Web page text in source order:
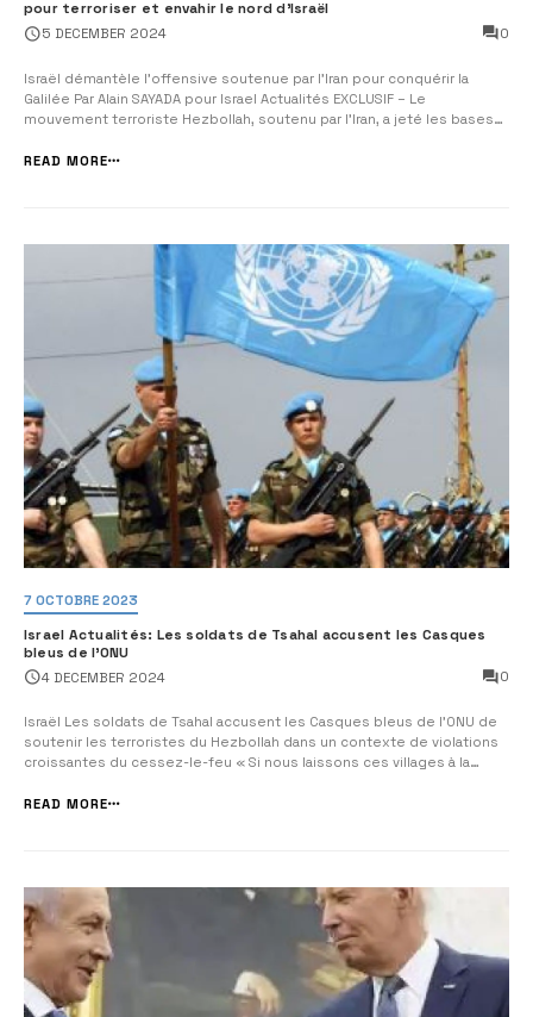
pour terroriser et envahir le nord d’Israël
5 DECEMBER 2024 0
Israël démantèle l’offensive soutenue par l’Iran pour conquérir la
Galilée Par Alain SAYADA pour Israel Actualités EXCLUSIF – Le
mouvement terroriste Hezbollah, soutenu par l’Iran, a jeté les bases
selon de nouvelles séquences vidéo et des documents...
READ MORE
7 OCTOBRE 2023
Israel Actualités: Les soldats de Tsahal accusent les Casques
bleus de l’ONU
4 DECEMBER 2024 0
Israël Les soldats de Tsahal accusent les Casques bleus de l’ONU de
soutenir les terroristes du Hezbollah dans un contexte de violations
croissantes du cessez-le-feu « Si nous laissons ces villages à la
changera », déclare un soldat israélien Alors qu’Israë...
READ MORE